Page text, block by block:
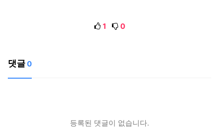
1 0
댓글0
등록된 댓글이 없습니다.